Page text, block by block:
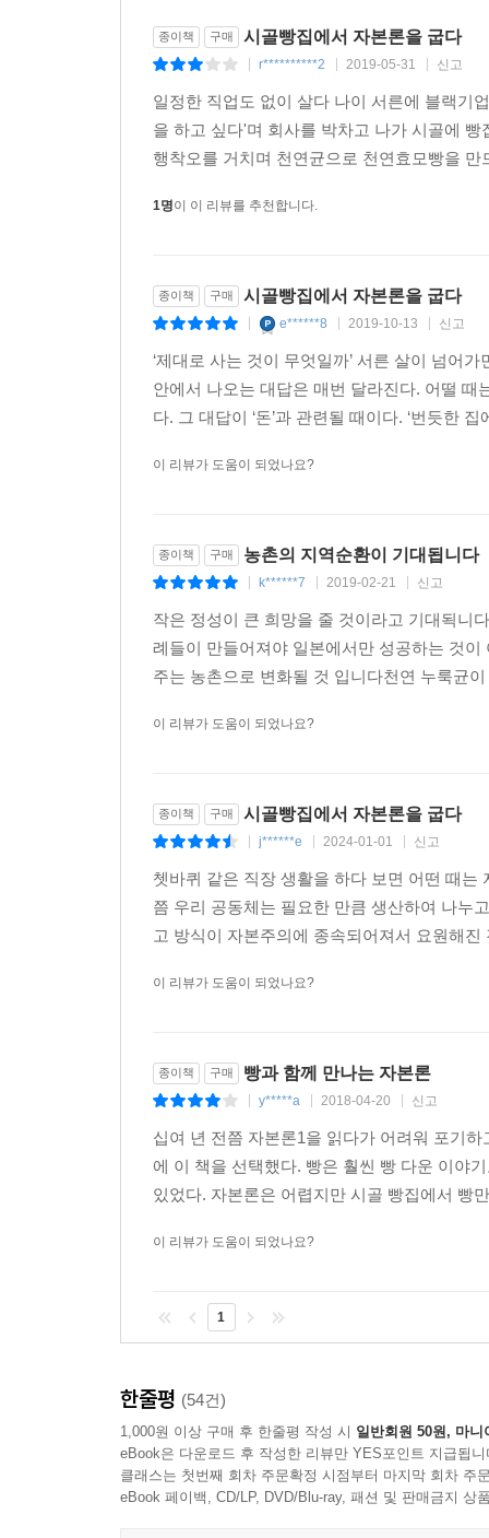
저자의 빵집 다루마리는 사람들로부터 ‘희한한
붙어사는 천연균으로 만든 주종으로 발효시킨
휴가로 문을 닫는다. 이것은 제대로 된 먹거리에
이유로 존경받으려면 만드는 사람이 잘 쉴 수
지역경제를 활성화시키기 위해 노력할 뿐이다.
빵을 만들고 있다. 앞으로도 ‘이윤’보다는 소중한
종이책 구매 시골빵집에서 자본론을 굽다
r**********2 2019-05-31 신고
일정한 직업도 없이 살다 나이 서른에 블랙기
을 하고 싶다'며 회사를 박차고 나가 시골에
행착오를 거치며 천연균으로 천연효모빵을
1명이 이 리뷰를 추천합니다.
종이책 구매 시골빵집에서 자본론을 굽다
e******8 2019-10-13 신고
‘제대로 사는 것이 무엇일까’ 서른 살이 넘어
안에서 나오는 대답은 매번 달라진다. 어떨
다. 그 대답이 ‘돈’과 관련될 때이다. ‘번듯한
이 리뷰가 도움이 되었나요?
종이책 구매 농촌의 지역순환이 기대됩니다
k******7 2019-02-21 신고
작은 정성이 큰 희망을 줄 것이라고 기대됙니
례들이 만들어져야 일본에서만 성공하는 것
주는 농촌으로 변화될 것 입니다천연 누룩균
이 리뷰가 도움이 되었나요?
종이책 구매 시골빵집에서 자본론을 굽다
j******e 2024-01-01 신고
쳇바퀴 같은 직장 생활을 하다 보면 어떤 때
쯤 우리 공동체는 필요한 만큼 생산하여 나누
고 방식이 자본주의에 종속되어져서 요원해
이 리뷰가 도움이 되었나요?
종이책 구매 빵과 함께 만나는 자본론
y*****a 2018-04-20 신고
십여 년 전쯤 자본론1을 읽다가 어려워 포기
에 이 책을 선택했다. 빵은 훨씬 빵 다운 이야
있었다. 자본론은 어렵지만 시골 빵집에서 빵
이 리뷰가 도움이 되었나요?
1
한줄평 (54건)
1,000원 이상 구매 후 한줄평 작성 시 일반회원 50원, 마니
eBook은 다운로드 후 작성한 리뷰만 YES포인트 지급됩니
클래스는 첫번째 회차 주문확정 시점부터 마지막 회차 주
eBook 페이백, CD/LP, DVD/Blu-ray, 패션 및 판매금지 상